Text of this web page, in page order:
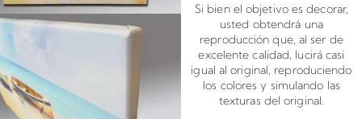
Si bien el objetivo es decorar,
usted obtendrá una
reproducción que, al ser de
excelente calidad, lucirá casi
igual al original, reproduciendo
los colores y simulando las
texturas del original.